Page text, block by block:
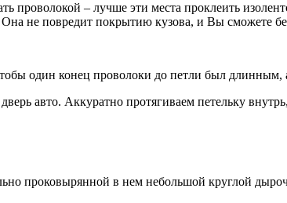
проволокой – лучше эти места проклеить
не повредит покрытию кузова, и Вы сможете
один конец проволоки до петли был
авто. Аккуратно протягиваем петельку внутрь,
проковырянной в нем небольшой круглой